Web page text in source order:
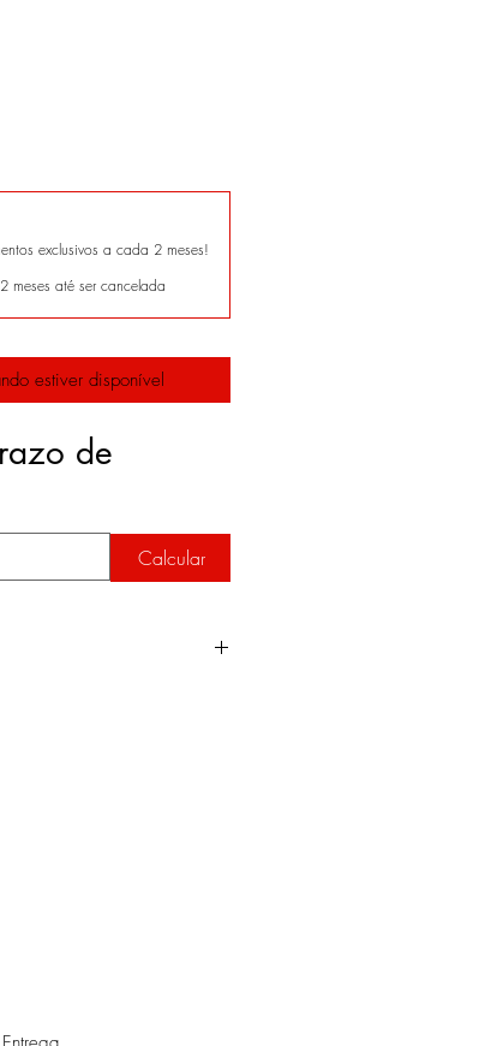
exclusivos a cada 2 meses!
meses até ser cancelada
estiver disponível
Calcular
de